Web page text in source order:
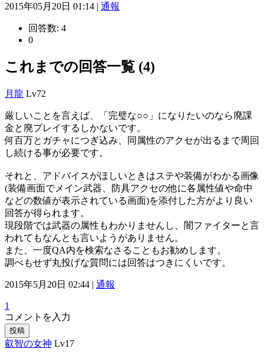
2015年05月20日 01:14 | 通報
回答数: 4
0
これまでの回答一覧 (4)
月龍 Lv72
厳しいことを言えば、「完璧な○○」になりたいのなら廃課
金と廃プレイするしかないです。
何百万とガチャにつぎ込み、同属性のアクセが出るまで周回
し続ける事が必要です。
それと、アドバイスがほしいときはステや装備がわかる画像
(装備画面でメイン武器、防具アクセの他に各属性値や命中
などの数値が表示されている画面)を添付した方がより良い
回答が得られます。
現段階では武器の属性もわかりませんし、闇ファイターと言
われてもなんとも言いようがありません。
また、一度QA内を検索なさることもお勧めします。
調べもせず丸投げな質問には回答はつきにくいです。
2015年5月20日 02:44 | 通報
1
コメントを入力
投稿
叡智の女神 Lv17